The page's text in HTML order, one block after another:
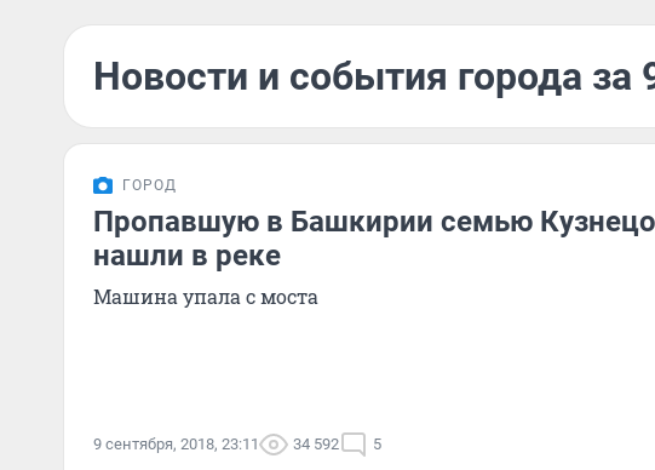
Новости и события города за
ГОРОД
Пропавшую в Башкирии семью
нашли в реке
Машина упала с моста
9 сентября, 2018, 23:11 34 592 5